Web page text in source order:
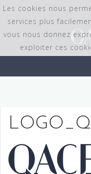
Skip
content
Les cookies nous
services plus
vous nous donnez
exploiter ces